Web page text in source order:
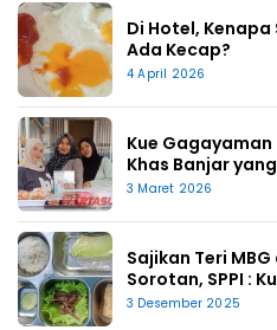
Di Hotel,
Ada Kecap?
4 April 2026
Kue
Khas Banjar
3 Maret 2026
Sajikan Teri
Sorotan, SPPI :
3 Desember 2025